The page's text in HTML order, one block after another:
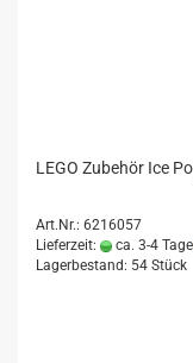
LEGO Zubehör Ice
Art.Nr.: 6216057
Lieferzeit:
ca. 3-4 Tage
Lagerbestand: 54 Stück